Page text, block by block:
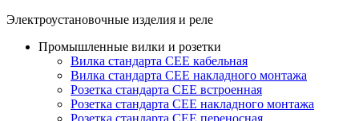
Электроустановочные изделия и реле
Промышленные вилки и розетки
Вилка стандарта CEE кабельная
Вилка стандарта CEE накладного монтажа
Розетка стандарта CEE встроенная
Розетка стандарта СЕЕ накладного монтажа
Розетка стандарта СЕЕ переносная